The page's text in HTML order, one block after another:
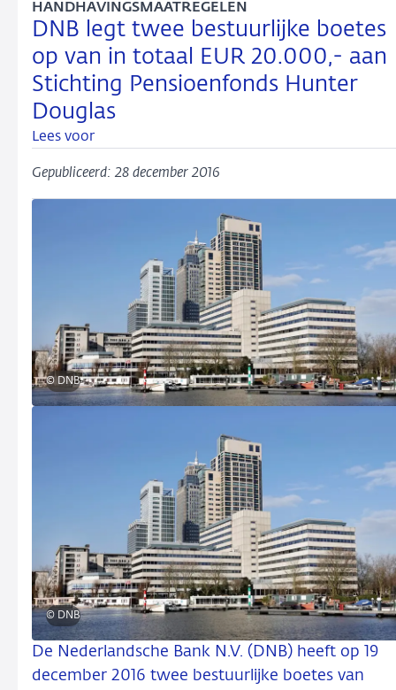
DNB legt twee bestuurlijke boetes
op van in totaal EUR 20.000,- aan
Stichting Pensioenfonds Hunter
Douglas
HANDHAVINGSMAATREGELEN
Lees voor
Gepubliceerd: 28 december 2016
© DNB
© DNB
De Nederlandsche Bank N.V. (DNB) heeft op 19
december 2016 twee bestuurlijke boetes van